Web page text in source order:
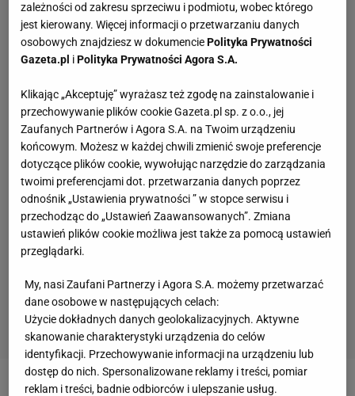
zależności od zakresu sprzeciwu i podmiotu, wobec którego
jest kierowany. Więcej informacji o przetwarzaniu danych
osobowych znajdziesz w dokumenciePolityka Prywatności
Gazeta.pl iPolityka Prywatności Agora S.A.
Klikając „Akceptuję” wyrażasz też zgodę na zainstalowanie i
przechowywanie plików cookie Gazeta.pl sp. z o.o., jej
Zaufanych Partnerów i Agora S.A. na Twoim urządzeniu
końcowym. Możesz w każdej chwili zmienić swoje preferencje
dotyczące plików cookie, wywołując narzędzie do zarządzania
twoimi preferencjami dot. przetwarzania danych poprzez
odnośnik „Ustawienia prywatności ” w stopce serwisu i
przechodząc do „Ustawień Zaawansowanych”. Zmiana
ustawień plików cookie możliwa jest także za pomocą ustawień
przeglądarki.
My, nasi Zaufani Partnerzy i Agora S.A. możemy przetwarzać
dane osobowe w następujących celach:
Użycie dokładnych danych geolokalizacyjnych. Aktywne
skanowanie charakterystyki urządzenia do celów
identyfikacji. Przechowywanie informacji na urządzeniu lub
dostęp do nich. Spersonalizowane reklamy i treści, pomiar
reklam i treści, badnie odbiorców i ulepszanie usług.